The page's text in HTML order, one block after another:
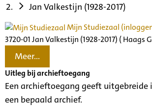
Jan Valkestijn (1928-2017)
Mijn Studiezaal
3720-01 Jan Valkestijn (1928-2017) ( Haags
Meer...
Uitleg bij archieftoegang
Een archieftoegang geeft
een bepaald archief.